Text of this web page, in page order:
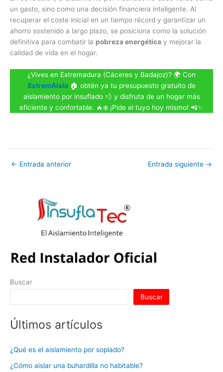
un gasto, sino como una decisión financiera inteligente. Al
recuperar el coste inicial en un tiempo récord y garantizar un
ahorro sostenido a largo plazo, se posiciona como la solución
definitiva para combatir la pobreza energética y mejorar la
calidad de vida en el hogar.
¿Vives en Extremadura (Cáceres y Badajoz)? 🌍 Con
ExtremAisla 🏠 obtén ya tu presupuesto gratuito de
aislamiento por insuflado 💨 y disfruta de un hogar más
eficiente y confortable. 🔥❄️ ¡Pide el tuyo hoy mismo! 📲✨
← Entrada anterior Entrada siguiente →
Buscar
Buscar
Últimos artículos
¿Qué es el aislamiento por soplado?
¿Cómo aislar una buhardilla no habitable?